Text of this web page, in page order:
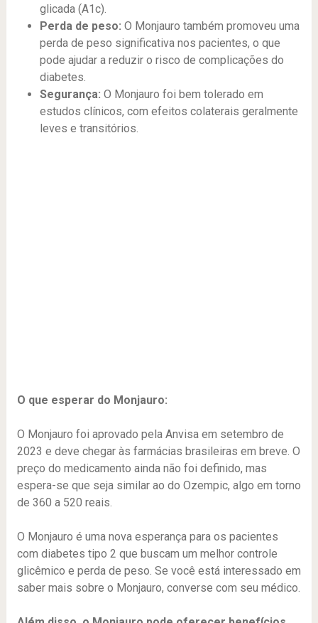
glicada (A1c).
Perda de peso: O Monjauro também promoveu uma
perda de peso significativa nos pacientes, o que
pode ajudar a reduzir o risco de complicações do
diabetes.
Segurança: O Monjauro foi bem tolerado em
estudos clínicos, com efeitos colaterais geralmente
leves e transitórios.
O que esperar do Monjauro:
O Monjauro foi aprovado pela Anvisa em setembro de
2023 e deve chegar às farmácias brasileiras em breve. O
preço do medicamento ainda não foi definido, mas
espera-se que seja similar ao do Ozempic, algo em torno
de 360 a 520 reais.
O Monjauro é uma nova esperança para os pacientes
com diabetes tipo 2 que buscam um melhor controle
glicêmico e perda de peso. Se você está interessado em
saber mais sobre o Monjauro, converse com seu médico.